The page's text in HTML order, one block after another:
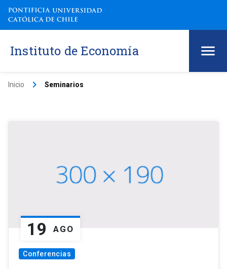
Instituto de Economía
Inicio keyboard_arrow_right Seminarios
19 AGO
Conferencias